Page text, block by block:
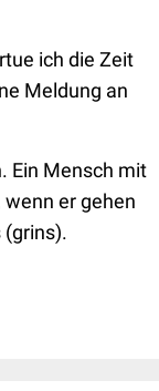
ich die Zeit
Meldung an
Ein Mensch mit
er gehen
(grins).